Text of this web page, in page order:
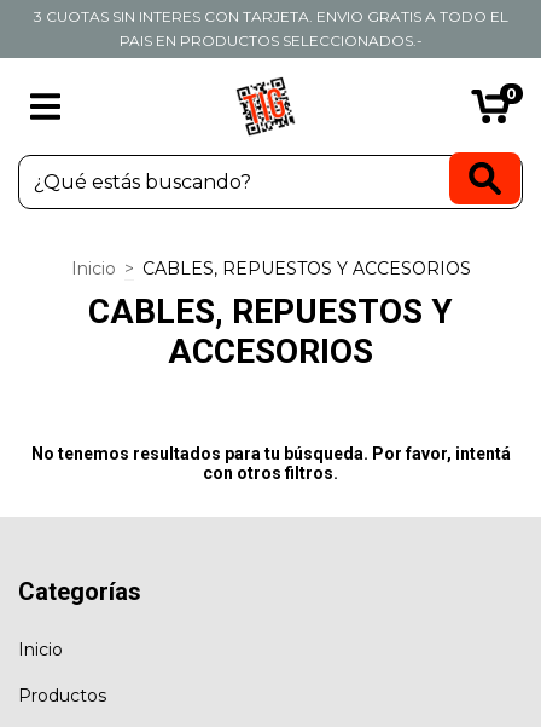
3 CUOTAS SIN INTERES CON TARJETA. ENVIO GRATIS A TODO EL
PAIS EN PRODUCTOS SELECCIONADOS.-
0
Inicio > CABLES, REPUESTOS Y ACCESORIOS
CABLES, REPUESTOS Y
ACCESORIOS
No tenemos resultados para tu búsqueda. Por favor, intentá
con otros filtros.
Categorías
Inicio
Productos